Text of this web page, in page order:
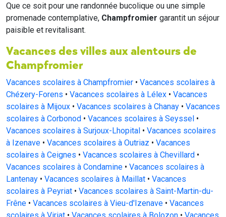
Que ce soit pour une randonnée bucolique ou une simple
promenade contemplative, Champfromier garantit un séjour
paisible et revitalisant.
Vacances des villes aux alentours de
Champfromier
Vacances scolaires à Champfromier • Vacances scolaires à
Chézery-Forens • Vacances scolaires à Lélex • Vacances
scolaires à Mijoux • Vacances scolaires à Chanay • Vacances
scolaires à Corbonod • Vacances scolaires à Seyssel •
Vacances scolaires à Surjoux-Lhopital • Vacances scolaires
à Izenave • Vacances scolaires à Outriaz • Vacances
scolaires à Ceignes • Vacances scolaires à Chevillard •
Vacances scolaires à Condamine • Vacances scolaires à
Lantenay • Vacances scolaires à Maillat • Vacances
scolaires à Peyriat • Vacances scolaires à Saint-Martin-du-
Frêne • Vacances scolaires à Vieu-d'Izenave • Vacances